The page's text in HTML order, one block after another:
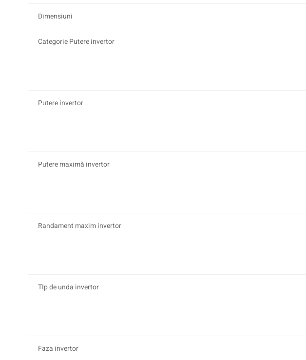
Dimensiuni
Categorie Putere invertor
Putere invertor
Putere maximă invertor
Randament maxim invertor
TIp de unda invertor
Faza invertor